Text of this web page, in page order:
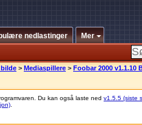
nedlastinger Mer
> Mediaspillere > Foobar 2000 v1.1.10
Du kan også laste ned v1.5.5 (siste